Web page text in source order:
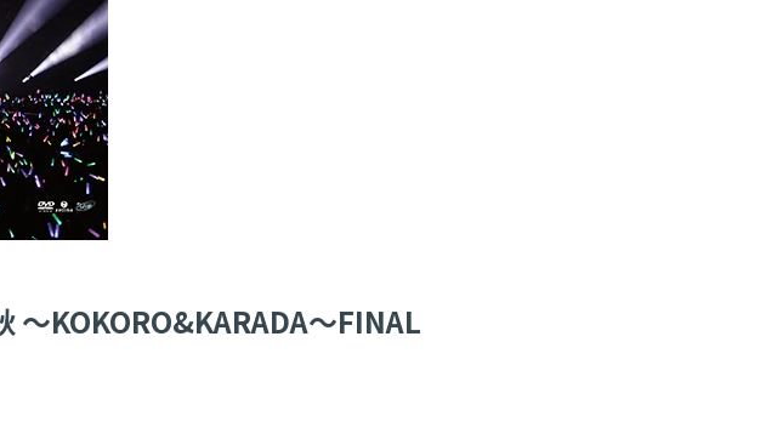
KOKORO&KARADA〜FINAL